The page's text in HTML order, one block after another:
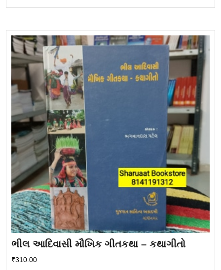
ભીલ આદિવાસી મૌખિક ગીતકથા – કથાગીતો
₹310.00